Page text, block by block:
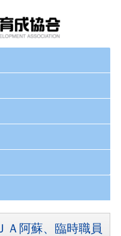
Ａ阿蘇、臨時職員